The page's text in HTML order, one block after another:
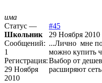
има
Статус —
Школьник
Сообщений:
1
Регистрация:
29 Ноября
2010
#45
29 Ноября 2010
...Лично мне
можно купить
Выбор от
расширяют